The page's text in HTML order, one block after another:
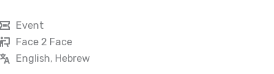
Event
Face 2 Face
English, Hebrew